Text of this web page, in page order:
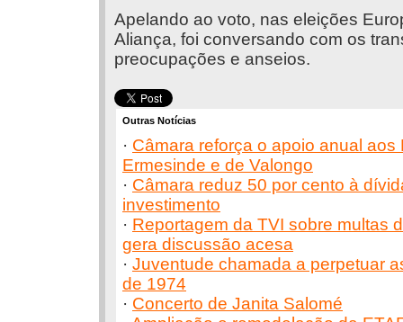
Apelando ao voto, nas eleições
Aliança, foi conversando com os
preocupações e anseios.
Outras Notícias
· Câmara reforça o apoio anual aos
Ermesinde e de Valongo
· Câmara reduz 50 por cento à
investimento
· Reportagem da TVI sobre multas
gera discussão acesa
· Juventude chamada a perpetuar
de 1974
· Concerto de Janita Salomé